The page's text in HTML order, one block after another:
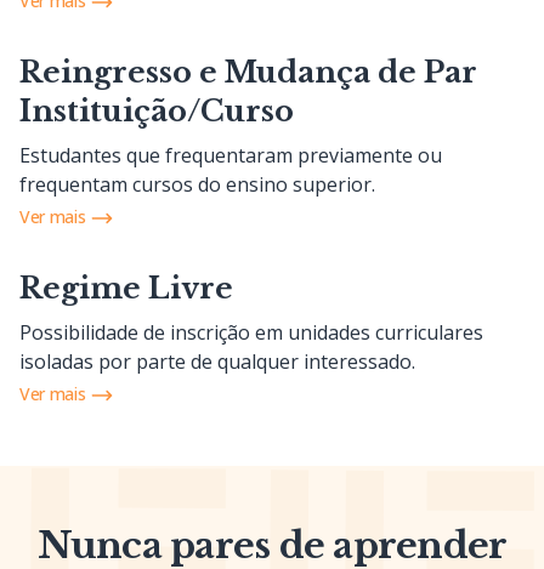
Reingresso e Mudança de Par
Instituição/Curso
Estudantes que frequentaram previamente ou
frequentam cursos do ensino superior.
Ver mais
Regime Livre
Possibilidade de inscrição em unidades curriculares
isoladas por parte de qualquer interessado.
Ver mais
Nunca pares de aprender